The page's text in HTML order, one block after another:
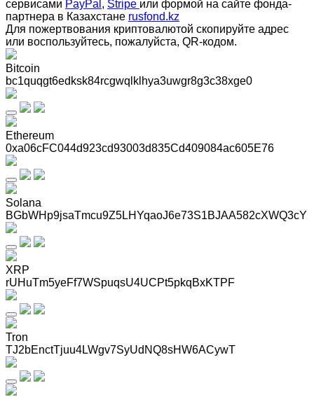
сервисами PayPal , Stripe или формой на сайте фонда-
партнера в Казахстане rusfond.kz
Для пожертвования криптовалютой скопируйте адрес
или воспользуйтесь, пожалуйста, QR-кодом.
Bitcoin
bc1quqgt6edksk84rcgwqlklhya3uwgr8g3c38xge0
Ethereum
0xa06cFC044d923cd93003d835Cd409084ac605E76
Solana
BGbWHp9jsaTmcu9Z5LHYqaoJ6e73S1BJAA582cXWQ3cY
XRP
rUHuTm5yeFf7WSpuqsU4UCPt5pkqBxKTPF
Tron
TJ2bEnctTjuu4LWgv7SyUdNQ8sHW6ACywT